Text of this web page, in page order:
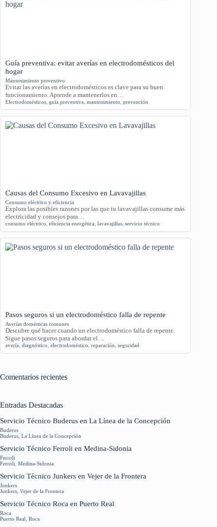
Guía preventiva: evitar averías en electrodomésticos del
hogar
Mantenimiento preventivo
Evitar las averías en electrodomésticos es clave para su buen
funcionamiento. Aprende a mantenerlos en…
Electrodomésticos guía preventiva mantenimiento prevención
Causas del Consumo Excesivo en Lavavajillas
Consumo eléctrico y eficiencia
Explora las posibles razones por las que tu lavavajillas consume más
electricidad y consejos para…
consumo eléctrico eficiencia energética lavavajillas servicio técnico
Pasos seguros si un electrodoméstico falla de repente
Averías domésticas comunes
Descubre qué hacer cuando un electrodoméstico falla de repente.
Sigue pasos seguros para abordar el…
avería diagnóstico electrodoméstico reparación seguridad
Comentarios recientes
Entradas Destacadas
Servicio Técnico Buderus en La Línea de la Concepción
Buderus
Buderus La Línea de la Concepción
Servicio Técnico Ferroli en Medina-Sidonia
Ferroli
Ferroli Medina-Sidonia
Servicio Técnico Junkers en Vejer de la Frontera
Junkers
Junkers Vejer de la Frontera
Servicio Técnico Roca en Puerto Real
Roca
Puerto Real Roca